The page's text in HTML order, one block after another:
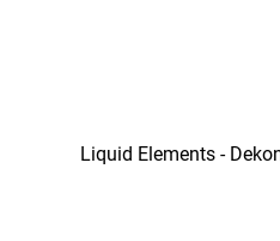
Liquid Elements -